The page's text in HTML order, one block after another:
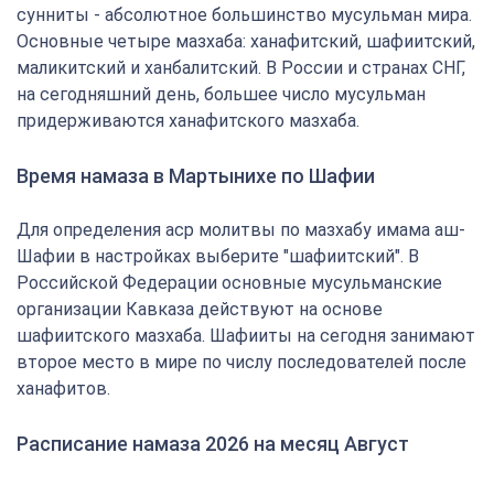
сунниты - абсолютное большинство мусульман мира.
Основные четыре мазхаба: ханафитский, шафиитский,
маликитский и ханбалитский. В России и странах СНГ,
на сегодняшний день, большее число мусульман
придерживаются ханафитского мазхаба.
Время намаза в Мартынихе по Шафии
Для определения аср молитвы по мазхабу имама аш-
Шафии в настройках выберите "шафиитский". В
Российской Федерации основные мусульманские
организации Кавказа действуют на основе
шафиитского мазхаба. Шафииты на сегодня занимают
второе место в мире по числу последователей после
ханафитов.
Расписание намаза 2026 на месяц Август